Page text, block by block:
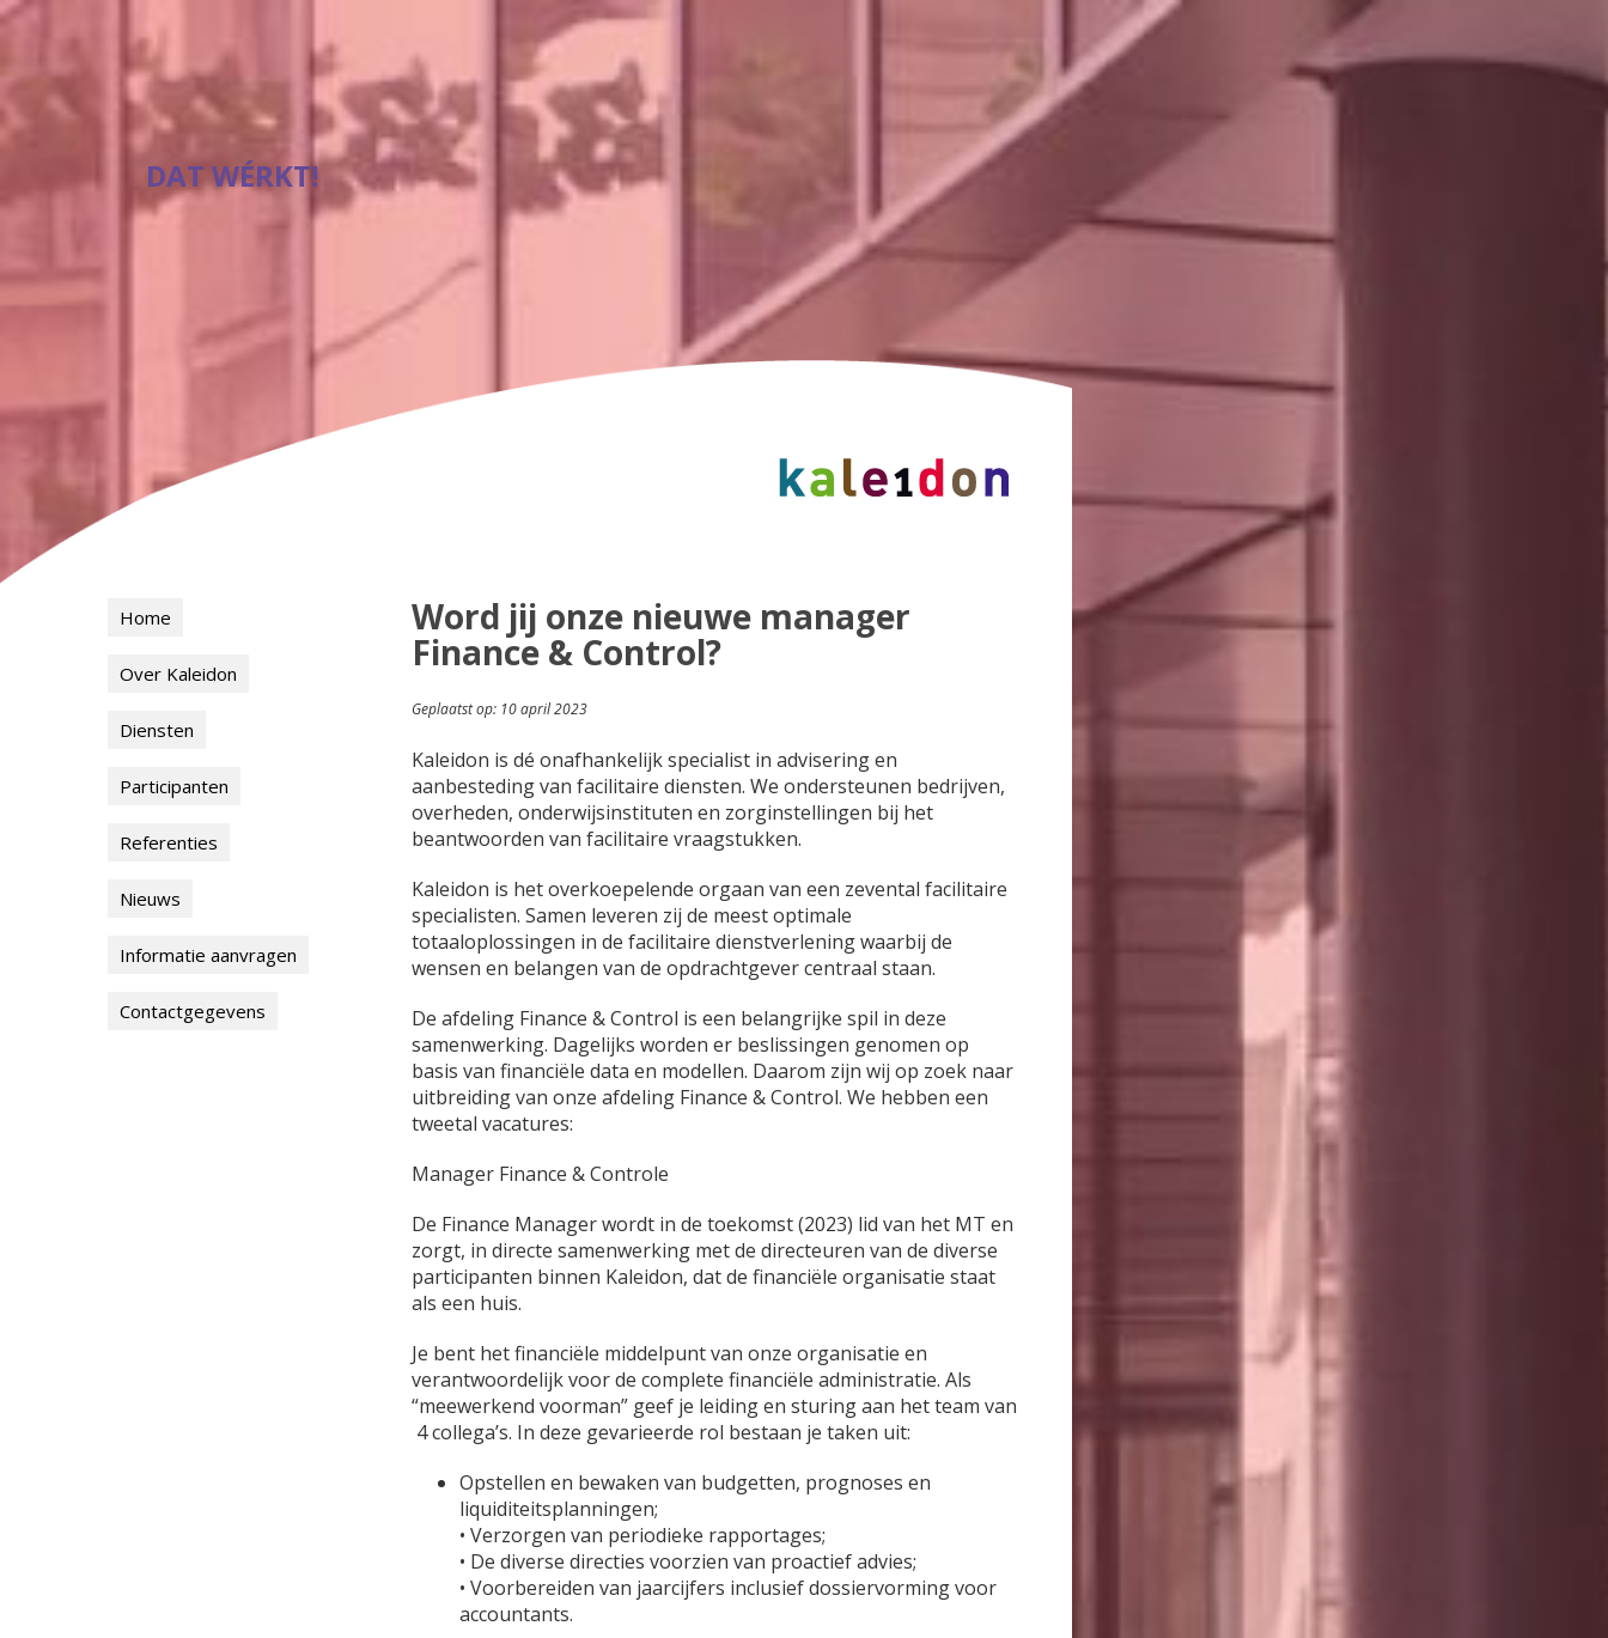
OPTIMAAL BEVEILIGD
DAT WÉRKT!
Home
Over Kaleidon
Diensten
Participanten
Referenties
Nieuws
Informatie aanvragen
Contactgegevens
Word jij onze nieuwe manager
Finance & Control?
Geplaatst op: 10 april 2023
Kaleidon is dé onafhankelijk specialist in advisering en
aanbesteding van facilitaire diensten. We ondersteunen bedrijven,
overheden, onderwijsinstituten en zorginstellingen bij het
beantwoorden van facilitaire vraagstukken.
Kaleidon is het overkoepelende orgaan van een zevental facilitaire
specialisten. Samen leveren zij de meest optimale
totaaloplossingen in de facilitaire dienstverlening waarbij de
wensen en belangen van de opdrachtgever centraal staan.
De afdeling Finance & Control is een belangrijke spil in deze
samenwerking. Dagelijks worden er beslissingen genomen op
basis van financiële data en modellen. Daarom zijn wij op zoek naar
uitbreiding van onze afdeling Finance & Control. We hebben een
tweetal vacatures:
Manager Finance & Controle
De Finance Manager wordt in de toekomst (2023) lid van het MT en
zorgt, in directe samenwerking met de directeuren van de diverse
participanten binnen Kaleidon, dat de financiële organisatie staat
als een huis.
Je bent het financiële middelpunt van onze organisatie en
verantwoordelijk voor de complete financiële administratie. Als
“meewerkend voorman” geef je leiding en sturing aan het team van
4 collega’s. In deze gevarieerde rol bestaan je taken uit:
Opstellen en bewaken van budgetten, prognoses en
liquiditeitsplanningen;
• Verzorgen van periodieke rapportages;
• De diverse directies voorzien van proactief advies;
• Voorbereiden van jaarcijfers inclusief dossiervorming voor
accountants.